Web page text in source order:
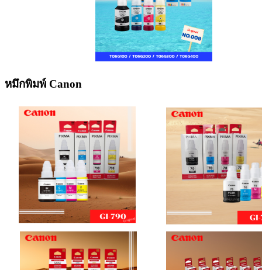
หมึกพิมพ์ Canon